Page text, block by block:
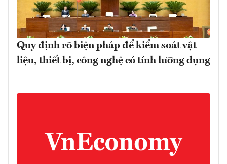
Quy định rõ biện pháp để kiểm soát vật
liệu, thiết bị, công nghệ có tính lưỡng dụng